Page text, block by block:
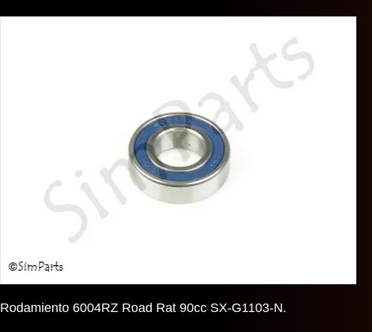
Rodamiento 6004RZ Road Rat 90cc SX-G1103-N.